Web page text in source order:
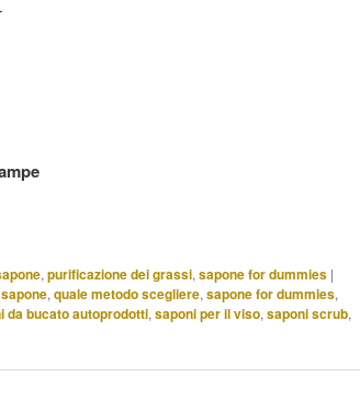
, purificazione dei grassi, sapone for dummies |
, quale metodo scegliere, sapone for dummies,
da bucato autoprodotti, saponi per il viso, saponi scrub,